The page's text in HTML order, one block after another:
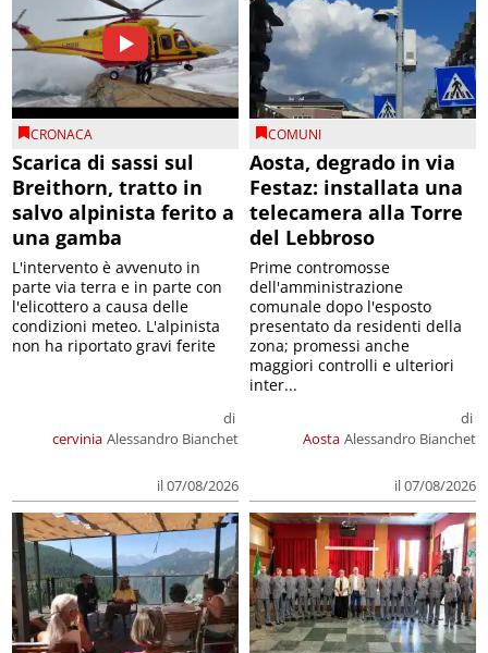
CRONACA
Scarica di sassi sul
Breithorn, tratto in
salvo alpinista ferito a
una gamba
cervinia
di
Alessandro Bianchet
il 07/08/2026
L'intervento è avvenuto in
parte via terra e in parte con
l'elicottero a causa delle
condizioni meteo. L'alpinista
non ha riportato gravi ferite
COMUNI
Aosta, degrado in via
Festaz: installata una
telecamera alla Torre
del Lebbroso
Aosta
di
Alessandro Bianchet
il 07/08/2026
Prime contromosse
dell'amministrazione
comunale dopo l'esposto
presentato da residenti della
zona; promessi anche
maggiori controlli e ulteriori
inter...